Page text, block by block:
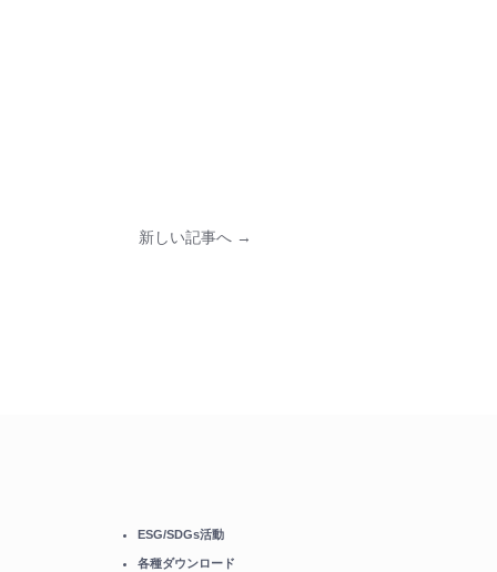
新しい記事へ →
ESG/SDGs活動
各種ダウンロード